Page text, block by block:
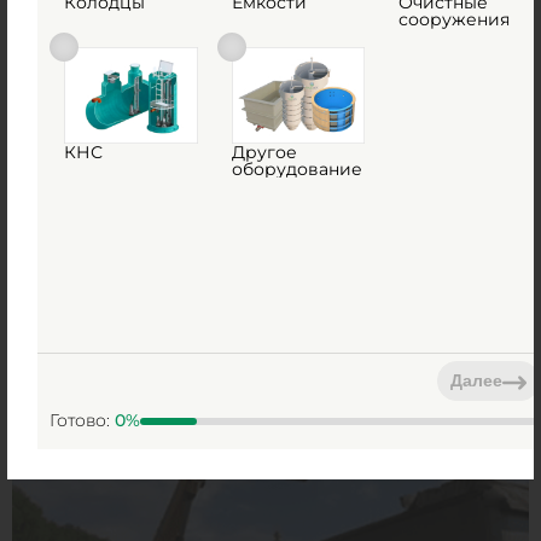
сооружения
КНС Другое
оборудование
Готово: 0%
Далее